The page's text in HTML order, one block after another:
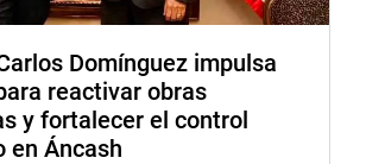
de 2021
Domínguez impulsa
reactivar obras
y fortalecer el control
en Áncash